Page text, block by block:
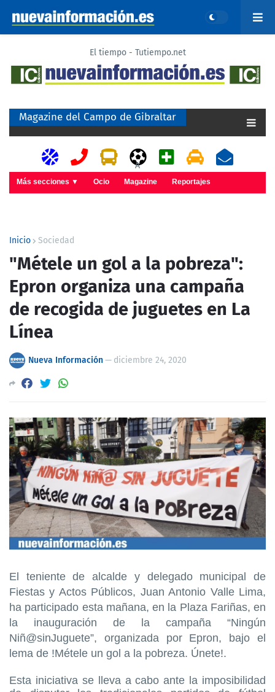
El tiempo - Tutiempo.net
Magazine del Campo de Gibraltar
A
Más secciones ▼ Ocio Magazine Reportajes
Inicio Sociedad
"Métele un gol a la pobreza":
Epron organiza una campaña
de recogida de juguetes en La
Línea
Nueva Información— diciembre 24, 2020
El teniente de alcalde y delegado municipal de
Fiestas y Actos Públicos, Juan Antonio Valle Lima,
ha participado esta mañana, en la Plaza Fariñas, en
la inauguración de la campaña “Ningún
Niñ@sinJuguete”, organizada por Epron, bajo el
lema de !Métele un gol a la pobreza. Únete!.
Esta iniciativa se lleva a cabo ante la imposibilidad